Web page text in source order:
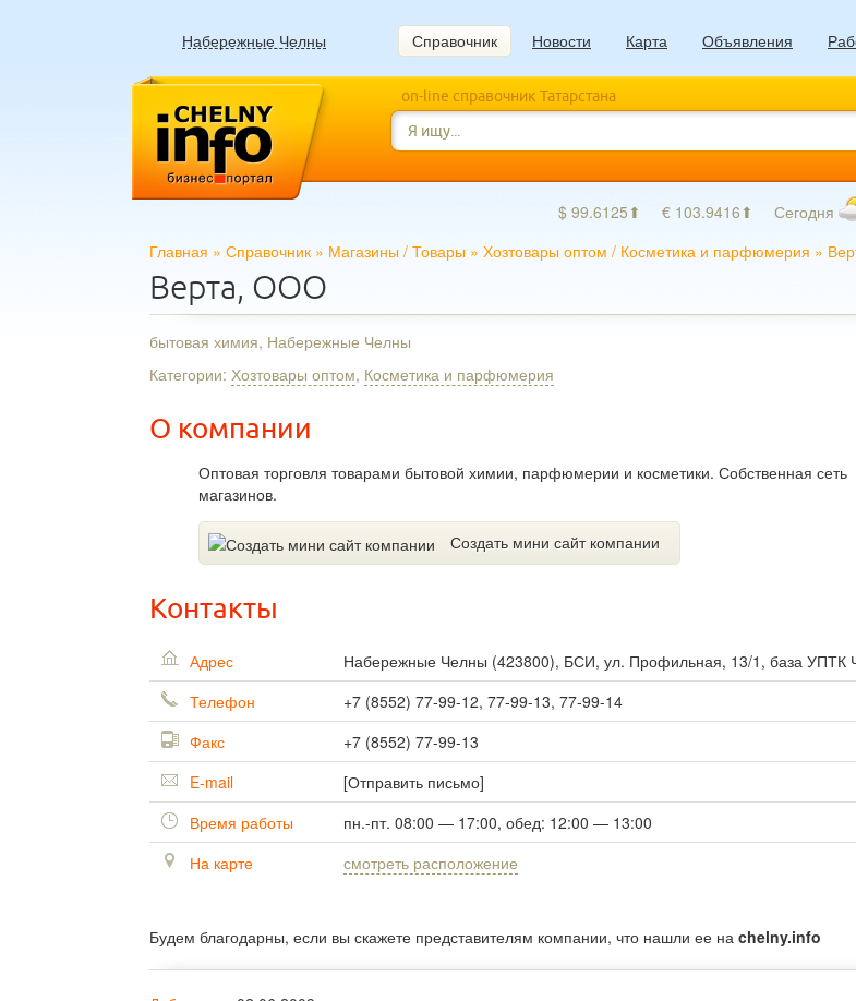
Набережные Челны Справочник Новости Карта Объявления
on-line справочник Татарстана
$ 99.6125⬆ € 103.9416⬆ Сегодня
Главная » Справочник » Магазины / Товары » Хозтовары оптом / Косметика и парфюмерия »
Верта, ООО
бытовая химия, Набережные Челны
Категории: Хозтовары оптом, Косметика и парфюмерия
О компании
Оптовая торговля товарами бытовой химии, парфюмерии и косметики. Собственная сеть
магазинов.
Создать мини сайт компании
Контакты
Адрес Набережные Челны (423800), БСИ, ул. Профильная, 13/1, база УПТК
Телефон
+7 (8552) 77-99-12, 77-99-13, 77-99-14
Факс
+7 (8552) 77-99-13
E-mail
[Отправить письмо]
Время работы
пн.-пт. 08:00 — 17:00, обед: 12:00 — 13:00
На карте
смотреть расположение
Будем благодарны, если вы скажете представителям компании, что нашли ее на chelny.info